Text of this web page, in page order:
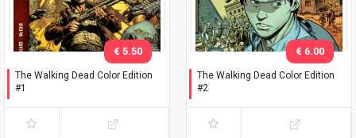
The Walking Dead Color Edition
#1
€ 5.50
The Walking Dead Color Edition
#2
€ 6.00